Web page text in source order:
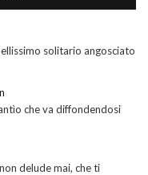
solitario angosciato
che va diffondendosi
delude mai, che ti